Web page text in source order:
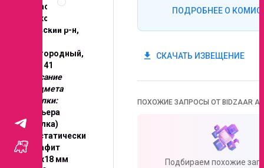
область,
Орехово-
Зуевский р-н,
Пригородный,
дом 41
Описание
предмета
закупки:
Фильера
(втулка)
изостатически
й графит
ф19х18 мм
ПОДРОБНЕЕ О
get_app СКАЧАТЬ ИЗВЕЩЕНИЕ
ПОХОЖИЕ ЗАПРОСЫ ОТ BIDZAAR AI
Подбираем похожие